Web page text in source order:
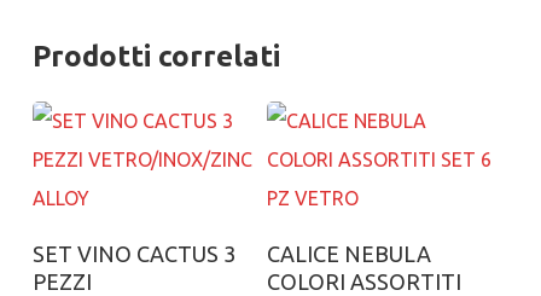
Prodotti correlati
Aggiungi al carrello
SET VINO CACTUS 3
PEZZI
Aggiungi al carrello
CALICE NEBULA
COLORI ASSORTITI